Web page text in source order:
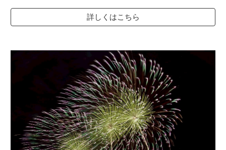
詳しくはこちら